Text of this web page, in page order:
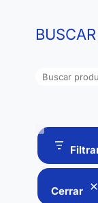
BUSCAR
r
Cerrar